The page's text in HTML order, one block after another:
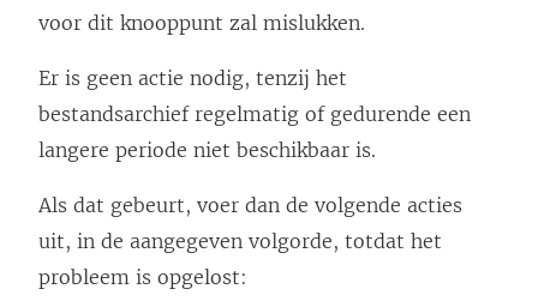
voor dit knooppunt zal mislukken.
Er is geen actie nodig, tenzij het
bestandsarchief regelmatig of gedurende een
langere periode niet beschikbaar is.
Als dat gebeurt, voer dan de volgende acties
uit, in de aangegeven volgorde, totdat het
probleem is opgelost: